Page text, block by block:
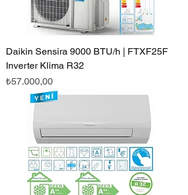
Daikin Sensira 9000 BTU/h | FTXF25F
Inverter Klima R32
Fiyat
₺57.000,00